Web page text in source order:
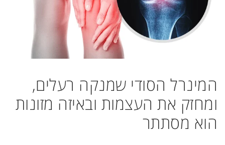
המינרל הסודי שמנקה רעלים,
ומחזק את העצמות ובאיזה מזונות
הוא מסתתר